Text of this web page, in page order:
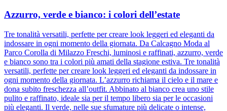
Azzurro, verde e bianco: i colori dell’estate
Tre tonalità versatili, perfette per creare look leggeri ed eleganti da
indossare in ogni momento della giornata. Da Calcagno Moda al
Parco Corolla di Milazzo Freschi, luminosi e raffinati, azzurro, verde
e bianco sono tra i colori più amati della stagione estiva. Tre tonalità
versatili, perfette per creare look leggeri ed eleganti da indossare in
ogni momento della giornata. L’azzurro richiama il cielo e il mare e
dona subito freschezza all’outfit. Abbinato al bianco crea uno stile
pulito e raffinato, ideale sia per il tempo libero sia per le occasioni
più eleganti. Il verde, nelle sue sfumature più delicate o intense,